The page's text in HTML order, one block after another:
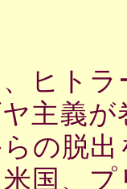
ヒトラ
主義
の脱
国、